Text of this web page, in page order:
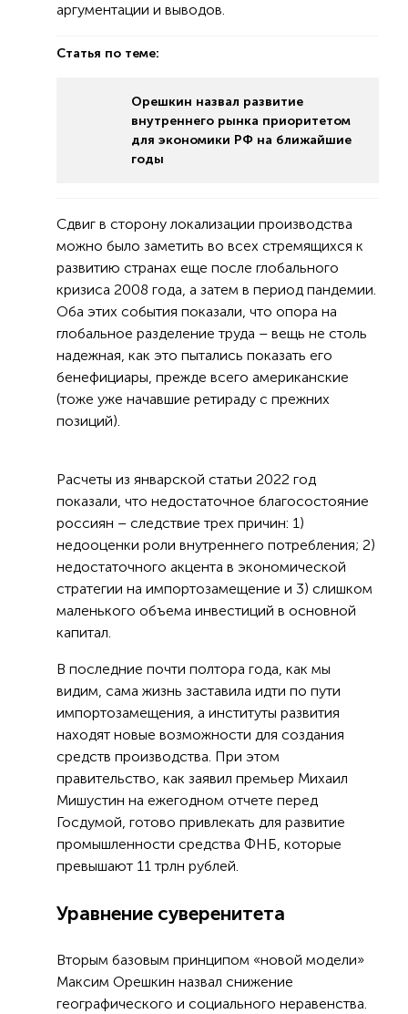
аргументации и выводов.
Статья по теме:
Орешкин назвал развитие
внутреннего рынка приоритетом
для экономики РФ на ближайшие
годы
Сдвиг в сторону локализации производства
можно было заметить во всех стремящихся к
развитию странах еще после глобального
кризиса 2008 года, а затем в период пандемии.
Оба этих события показали, что опора на
глобальное разделение труда – вещь не столь
надежная, как это пытались показать его
бенефициары, прежде всего американские
(тоже уже начавшие ретираду с прежних
позиций).
Расчеты из январской статьи 2022 год
показали, что недостаточное благосостояние
россиян – следствие трех причин: 1)
недооценки роли внутреннего потребления; 2)
недостаточного акцента в экономической
стратегии на импортозамещение и 3) слишком
маленького объема инвестиций в основной
капитал.
В последние почти полтора года, как мы
видим, сама жизнь заставила идти по пути
импортозамещения, а институты развития
находят новые возможности для создания
средств производства. При этом
правительство, как заявил премьер Михаил
Мишустин на ежегодном отчете перед
Госдумой, готово привлекать для развитие
промышленности средства ФНБ, которые
превышают 11 трлн рублей.
Уравнение суверенитета
Вторым базовым принципом «новой модели»
Максим Орешкин назвал снижение
географического и социального неравенства.